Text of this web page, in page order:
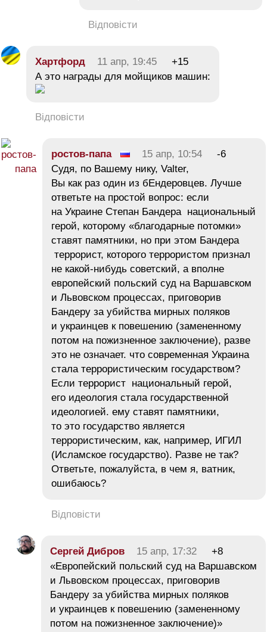
Відповісти
Хартфорд 11 апр, 19:45
+15
А это награды для мойщиков машин:
Відповісти
ростов-папа 15 апр, 10:54
-6
Судя, по Вашему нику, Valter,
Вы как раз один из бЕндеровцев. Лучше
ответьте на простой вопрос: если
на Украине Степан Бандера национальный
герой, которому «благодарные потомки»
ставят памятники, но при этом Бандера
террорист, которого террористом признал
не какой-нибудь советский, а вполне
европейский польский суд на Варшавском
и Львовском процессах, приговорив
Бандеру за убийства мирных поляков
и украинцев к повешению (замененному
потом на пожизненное заключение), разве
это не означает. что современная Украина
стала террористическим государством?
Если террорист национальный герой,
его идеология стала государственной
идеологией. ему ставят памятники,
то это государство является
террористическим, как, например, ИГИЛ
(Исламское государство). Разве не так?
Ответьте, пожалуйста, в чем я, ватник,
ошибаюсь?
Відповісти
Сергей Дибров 15 апр, 17:32
+8
«Европейский польский суд на Варшавском
и Львовском процессах, приговорив
Бандеру за убийства мирных поляков
и украинцев к повешению (замененному
потом на пожизненное заключение)»